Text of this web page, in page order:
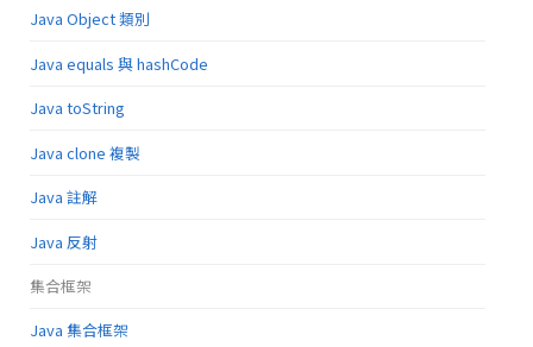
Java Object 類別
Java equals 與 hashCode
Java toString
Java clone 複製
Java 註解
Java 反射
集合框架
Java 集合框架